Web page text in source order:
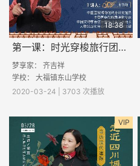
18:38
第一课：时光穿梭旅行团-清明上河图
梦享家： 齐吉祥
学校： 大福镇东山学校
2020-03-24 | 3703 次播放
VIP